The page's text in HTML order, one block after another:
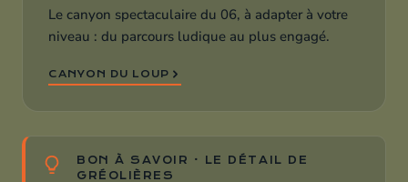
Le canyon spectaculaire du 06, à adapter à votre
niveau : du parcours ludique au plus engagé.
CANYON DU LOUP
BON À SAVOIR · LE DÉTAIL DE
GRÉOLIÈRES